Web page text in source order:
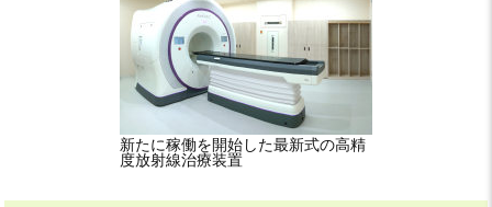
新たに稼働を開始した最新式の高精
度放射線治療装置